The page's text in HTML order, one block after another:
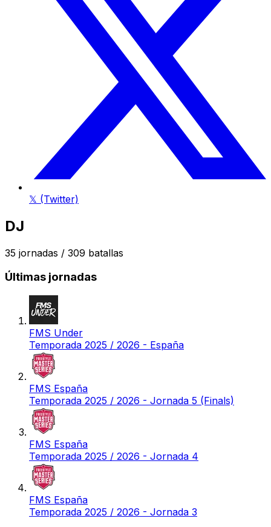
𝕏 (Twitter)
DJ
35 jornadas / 309 batallas
Últimas jornadas
FMS Under
Temporada 2025 / 2026 - España
FMS España
Temporada 2025 / 2026 - Jornada 5 (Finals)
FMS España
Temporada 2025 / 2026 - Jornada 4
FMS España
Temporada 2025 / 2026 - Jornada 3